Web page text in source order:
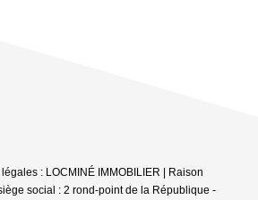
: LOCMINÉ IMMOBILIER | Raison
social : 2 rond-point de la République -